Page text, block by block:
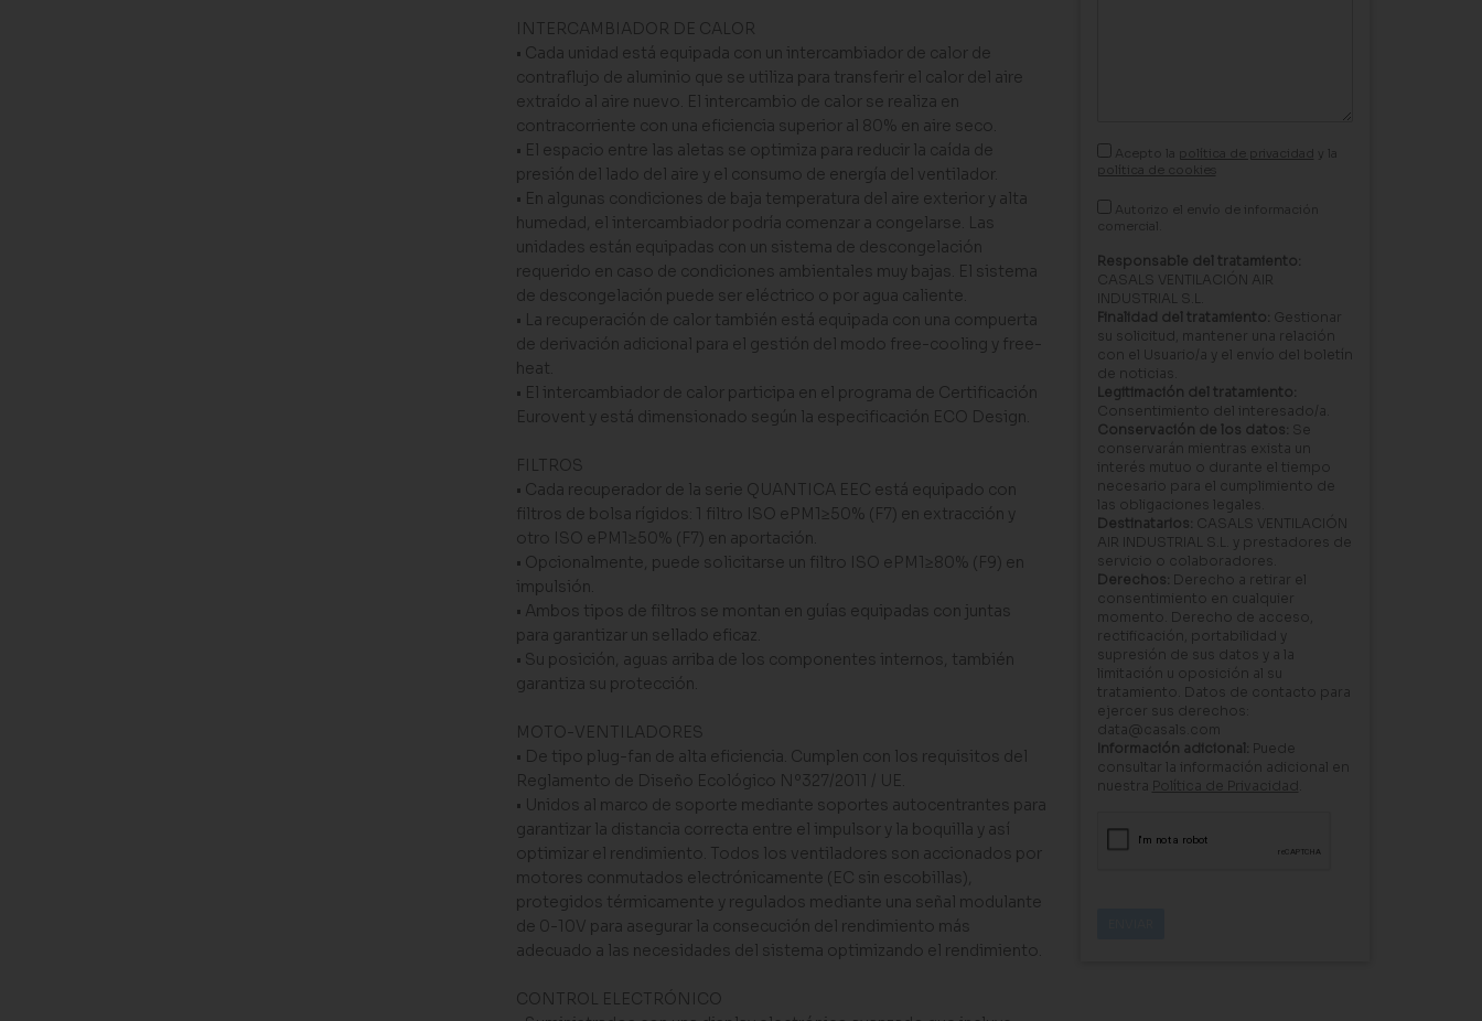
INTERCAMBIADOR DE CALOR
• Cada unidad está equipada con un intercambiador de calor de
contraflujo de aluminio que se utiliza para transferir el calor del aire
extraído al aire nuevo. El intercambio de calor se realiza en
contracorriente con una eficiencia superior al 80% en aire seco.
• El espacio entre las aletas se optimiza para reducir la caída de
presión del lado del aire y el consumo de energía del ventilador.
• En algunas condiciones de baja temperatura del aire exterior y alta
humedad, el intercambiador podría comenzar a congelarse. Las
unidades están equipadas con un sistema de descongelación
requerido en caso de condiciones ambientales muy bajas. El sistema
de descongelación puede ser eléctrico o por agua caliente.
• La recuperación de calor también está equipada con una compuerta
de derivación adicional para el gestión del modo free-cooling y free-
heat.
• El intercambiador de calor participa en el programa de Certificación
Eurovent y está dimensionado según la especificación ECO Design.
FILTROS
• Cada recuperador de la serie QUANTICA EEC está equipado con
filtros de bolsa rígidos: 1 filtro ISO ePM1≥50% (F7) en extracción y
otro ISO ePM1≥50% (F7) en aportación.
• Opcionalmente, puede solicitarse un filtro ISO ePM1≥80% (F9) en
impulsión.
• Ambos tipos de filtros se montan en guías equipadas con juntas
para garantizar un sellado eficaz.
• Su posición, aguas arriba de los componentes internos, también
garantiza su protección.
MOTO-VENTILADORES
• De tipo plug-fan de alta eficiencia. Cumplen con los requisitos del
Reglamento de Diseño Ecológico Nº327/2011 / UE.
• Unidos al marco de soporte mediante soportes autocentrantes para
garantizar la distancia correcta entre el impulsor y la boquilla y así
optimizar el rendimiento. Todos los ventiladores son accionados por
motores conmutados electrónicamente (EC sin escobillas),
protegidos térmicamente y regulados mediante una señal modulante
de 0-10V para asegurar la consecución del rendimiento más
adecuado a las necesidades del sistema optimizando el rendimiento.
CONTROL ELECTRÓNICO
Acepto la política de privacidad y la
política de cookies
Autorizo el envío de información
comercial.
Responsable del tratamiento:
CASALS VENTILACIÓN AIR
INDUSTRIAL S.L.
Finalidad del tratamiento: Gestionar
su solicitud, mantener una relación
con el Usuario/a y el envío del boletín
de noticias.
Legitimación del tratamiento:
Consentimiento del interesado/a.
Conservación de los datos: Se
conservarán mientras exista un
interés mutuo o durante el tiempo
necesario para el cumplimiento de
las obligaciones legales.
Destinatarios: CASALS VENTILACIÓN
AIR INDUSTRIAL S.L. y prestadores de
servicio o colaboradores.
Derechos: Derecho a retirar el
consentimiento en cualquier
momento. Derecho de acceso,
rectificación, portabilidad y
supresión de sus datos y a la
limitación u oposición al su
tratamiento. Datos de contacto para
ejercer sus derechos:
data@casals.com
Información adicional: Puede
consultar la información adicional en
nuestra Política de Privacidad